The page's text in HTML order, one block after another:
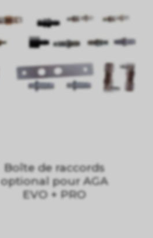
Boîte de raccords
optional pour AGA
EVO + PRO